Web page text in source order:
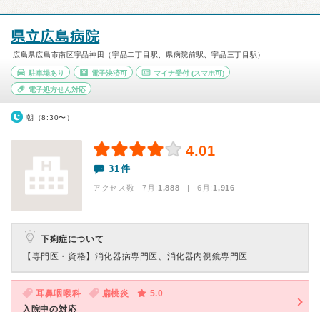
県立広島病院
広島県広島市南区宇品神田（宇品二丁目駅、県病院前駅、宇品三丁目駅）
駐車場あり 電子決済可 マイナ受付 (スマホ可)
電子処方せん対応
朝（8:30〜）
4.01
31件
アクセス数 7月:1,888 | 6月:1,916
下痢症について
【専門医・資格】 消化器病専門医、消化器内視鏡専門医
耳鼻咽喉科 扁桃炎
5.0
入院中の対応